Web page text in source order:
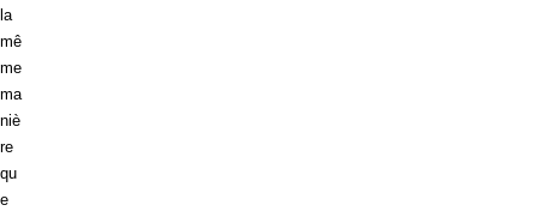
la
mê
me
ma
niè
re
qu
e